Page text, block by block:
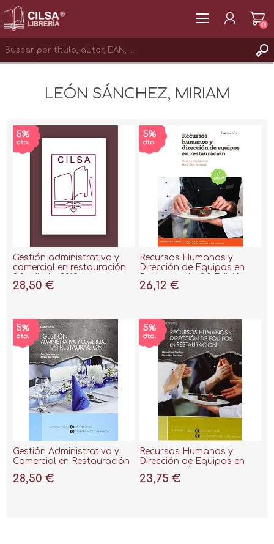
INICIAR SESIÓN
(0)
LEÓN SÁNCHEZ, MIRIAM
Gestión administrativa y
comercial en restauración
28,50 €
Recursos Humanos y
Dirección de Equipos en
2019
26,12 €
Gestión Administrativa y
Comercial en Restauración
28,50 €
Recursos Humanos y
Dirección de Equipos en
23,75 €